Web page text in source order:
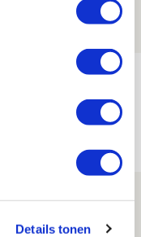
Details tonen
duels
opzij en
Dublin